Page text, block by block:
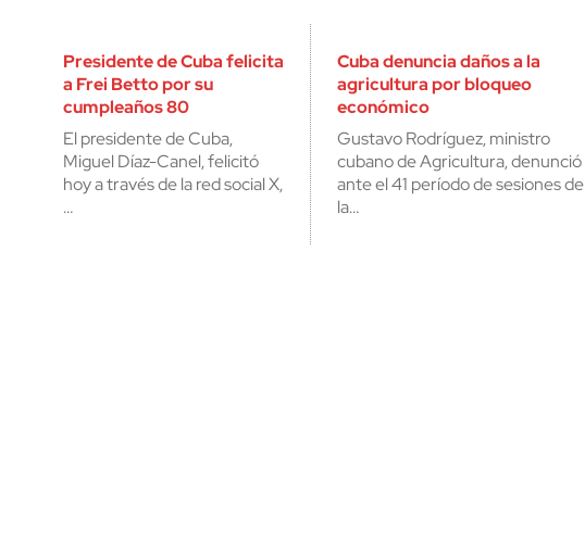
Presidente de Cuba felicita
a Frei Betto por su
cumpleaños 80
El presidente de Cuba,
Miguel Díaz-Canel, felicitó
hoy a través de la red social X,
…
Cuba denuncia daños a la
agricultura por bloqueo
económico
Gustavo Rodríguez, ministro
cubano de Agricultura, denunció
ante el 41 período de sesiones de
la…